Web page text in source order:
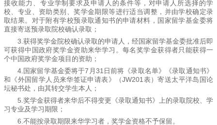
接收能力、专业学制要求及申请人的条件等，对申请人所选择的学
校、专业、资助类别、奖学金期限等进行适当调整，并由学校确定录
取结果。对于附有学校预录取通知书的申请材料，国家留学基金委将
直接寄送预录取院校确认录取；
3.获得奖学金院校确认录取的申请人，经国家留学基金委批准后即
可获得中国政府奖学金资助来华学习。每名奖学金获得者只能获得一
个中国政府奖学金项目的资助；
4.国家留学基金委将于7月31日前将《录取名单》《录取通知书》
和《外国留学人员来华签证申请表》（JW201表）寄送太平洋岛国论
坛秘书处，由其转交学生本人；
5.奖学金获得者来华后不得变更《录取通知书》上的录取院校、学
习专业及学习期限；
6.不能按录取期限来华学习者，奖学金资格不予保留。